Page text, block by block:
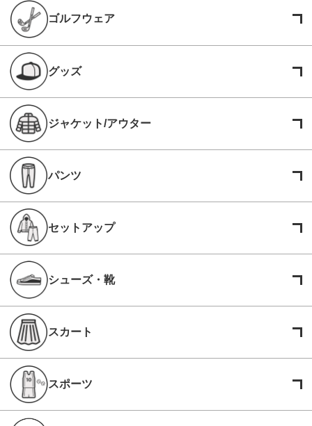
ゴルフウェア
グッズ
ジャケット/アウター
パンツ
セットアップ
シューズ・靴
スカート
スポーツ